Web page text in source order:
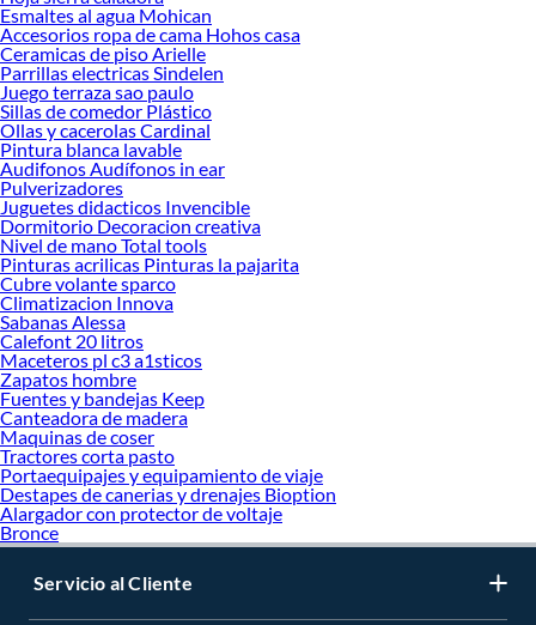
todo lo necesario para tus proyectos de renovación y decoración. ¡Visítanos y
haz tus ideas realidad!
Esmaltes al agua Mohican
Accesorios ropa de cama Hohos casa
Ceramicas de piso Arielle
Parrillas electricas Sindelen
Juego terraza sao paulo
Sillas de comedor Plástico
Ollas y cacerolas Cardinal
Pintura blanca lavable
Audifonos Audífonos in ear
Pulverizadores
Juguetes didacticos Invencible
Dormitorio Decoracion creativa
Nivel de mano Total tools
Pinturas acrilicas Pinturas la pajarita
Cubre volante sparco
Climatizacion Innova
Sabanas Alessa
Calefont 20 litros
Maceteros pl c3 a1sticos
Zapatos hombre
Fuentes y bandejas Keep
Canteadora de madera
Maquinas de coser
Tractores corta pasto
Portaequipajes y equipamiento de viaje
Destapes de canerias y drenajes Bioption
Alargador con protector de voltaje
Bronce
Servicio al Cliente